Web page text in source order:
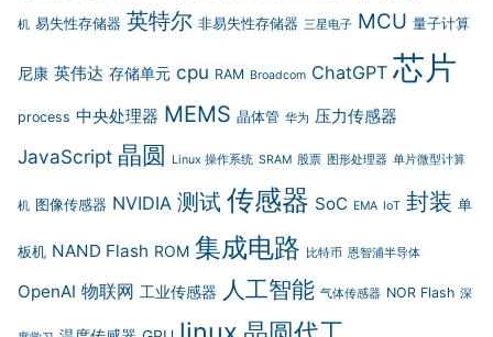
机 易失性存储器 英特尔 非易失性存储器 三星电子 MCU 量子计算
尼康 英伟达 存储单元 cpu RAM Broadcom ChatGPT 芯片
process 中央处理器 MEMS 晶体管 华为 压力传感器
JavaScript 晶圆 Linux 操作系统 SRAM 股票 图形处理器 单片微型计算
机 图像传感器 NVIDIA 测试 传感器 SoC EMA IoT 封装 单
板机 NAND Flash ROM 集成电路 比特币 恩智浦半导体
OpenAI 物联网 工业传感器 人工智能 气体传感器 NOR Flash 深